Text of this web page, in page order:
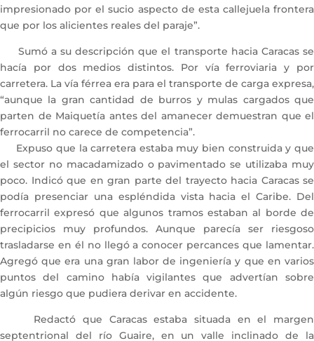
impresionado por el sucio aspecto de esta callejuela frontera
que por los alicientes reales del paraje”.
Sumó a su descripción que el transporte hacia Caracas se
hacía por dos medios distintos. Por vía ferroviaria y por
carretera. La vía férrea era para el transporte de carga expresa,
“aunque la gran cantidad de burros y mulas cargados que
parten de Maiquetía antes del amanecer demuestran que el
ferrocarril no carece de competencia”.
Expuso que la carretera estaba muy bien construida y que
el sector no macadamizado o pavimentado se utilizaba muy
poco. Indicó que en gran parte del trayecto hacia Caracas se
podía presenciar una espléndida vista hacia el Caribe. Del
ferrocarril expresó que algunos tramos estaban al borde de
precipicios muy profundos. Aunque parecía ser riesgoso
trasladarse en él no llegó a conocer percances que lamentar.
Agregó que era una gran labor de ingeniería y que en varios
puntos del camino había vigilantes que advertían sobre
algún riesgo que pudiera derivar en accidente.
Redactó que Caracas estaba situada en el margen
septentrional del río Guaire, en un valle inclinado de la